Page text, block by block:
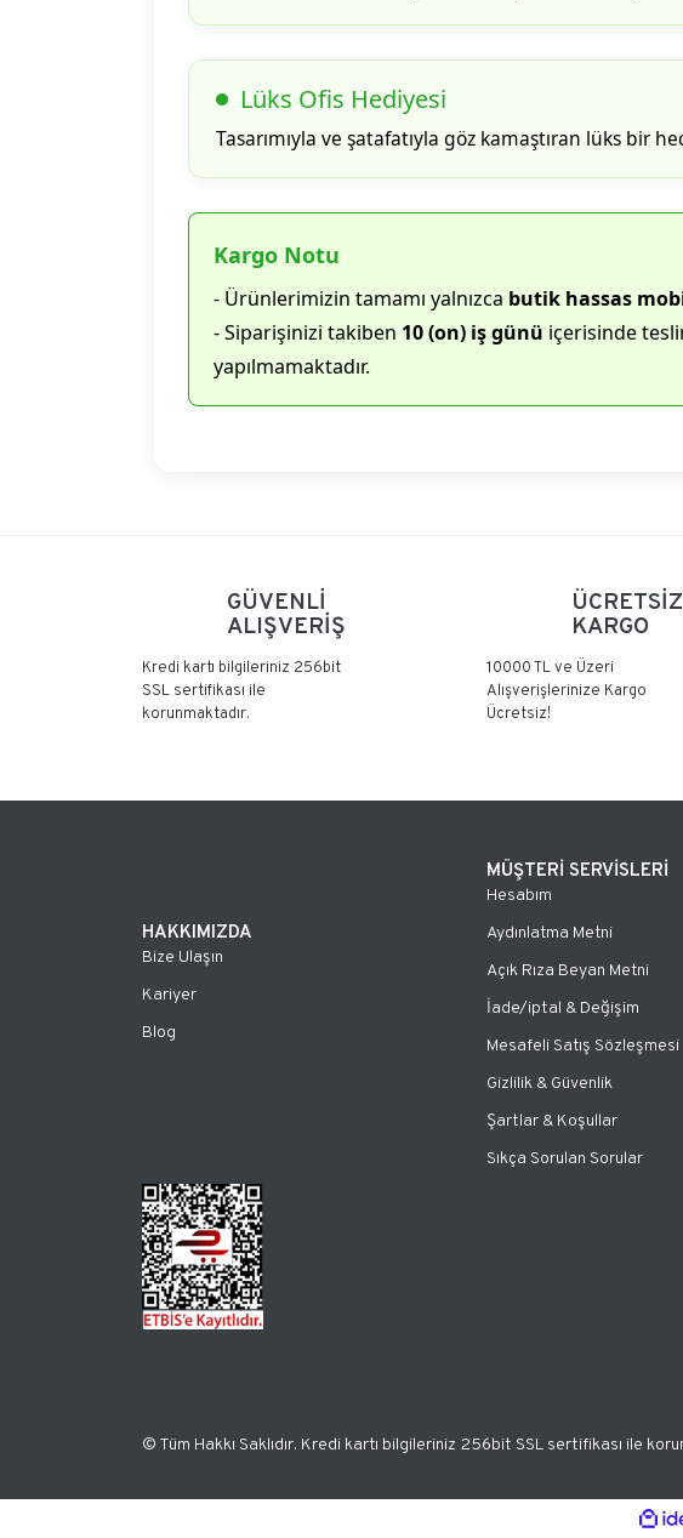
Lüks Ofis Hediyesi
Tasarımıyla ve şatafatıyla göz kamaştıran lüks bir
Kargo Notu
- Ürünlerimizin tamamı yalnızca butik hassas
- Siparişinizi takiben 10 (on) iş günü içerisinde
yapılmamaktadır.
GÜVENLİ
ALIŞVERİŞ
Kredi kartı bilgileriniz 256bit
SSL sertifikası ile
korunmaktadır.
ÜCRETSİZ
KARGO
10000 TL ve Üzeri
Alışverişlerinize Kargo
Ücretsiz!
HAKKIMIZDA
Bize Ulaşın
Kariyer
Blog
MÜŞTERİ SERVİSLERİ
Hesabım
Aydınlatma Metni
Açık Rıza Beyan Metni
İade/iptal & Değişim
Mesafeli Satış Sözleşmesi
Gizlilik & Güvenlik
Şartlar & Koşullar
Sıkça Sorulan Sorular
© Tüm Hakkı Saklıdır. Kredi kartı bilgileriniz 256bit SSL sertifikası ile